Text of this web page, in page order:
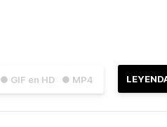
● GIF en HD ● MP4